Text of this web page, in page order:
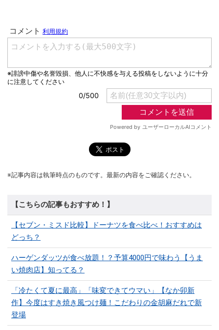
※記事内容は執筆時点のものです。最新の内容をご確認ください。
【こちらの記事もおすすめ！】
【セブン・ミスド比較】ドーナツを食べ比べ！おすすめは
どっち？
ハーゲンダッツが食べ放題！？予算4000円で味わう【うま
い焼肉店】知ってる？
「冷たくて夏に最高」「味変できてウマい」【なか卯新
作】今度はすき焼き風つけ麺！こだわりの金胡麻だれで新
登場